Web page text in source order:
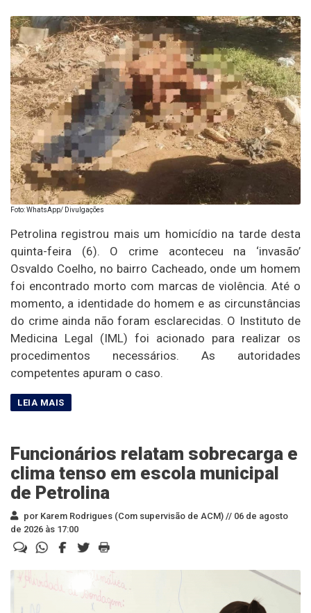
Foto: WhatsApp/ Divulgações
Petrolina registrou mais um homicídio na tarde desta
quinta-feira (6). O crime aconteceu na ‘invasão’
Osvaldo Coelho, no bairro Cacheado, onde um homem
foi encontrado morto com marcas de violência. Até o
momento, a identidade do homem e as circunstâncias
do crime ainda não foram esclarecidas. O Instituto de
Medicina Legal (IML) foi acionado para realizar os
procedimentos necessários. As autoridades
competentes apuram o caso.
Funcionários relatam sobrecarga e
clima tenso em escola municipal
de Petrolina
por Karem Rodrigues (Com supervisão de ACM) // 06 de agosto
de 2026 às 17:00